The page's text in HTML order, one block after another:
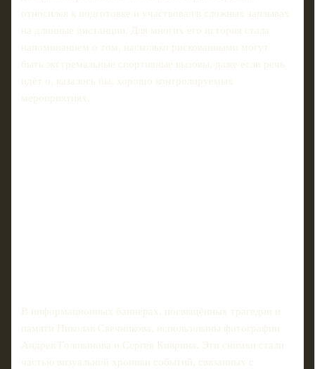
относился к подготовке и участвовал в сложных заплывах
на длинные дистанции. Для многих его история стала
напоминанием о том, насколько рискованными могут
быть экстремальные спортивные вызовы, даже если речь
идёт о, казалось бы, хорошо контролируемых
мероприятиях.
В информационных баннерах, посвящённых трагедии и
памяти Николая Свечникова, использованы фотографии
Андрея Голованова и Сергея Киврина. Эти снимки стали
частью визуальной хроники событий, связанных с